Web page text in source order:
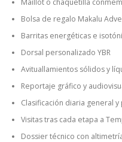
Maillot o chaquetilla
Bolsa de regalo Makalu
Barritas energéticas e
Dorsal personalizado YBR
Avituallamientos sólidos y
Reportaje gráfico y
Clasificación diaria general
Visitas tras cada etapa a
Dossier técnico con